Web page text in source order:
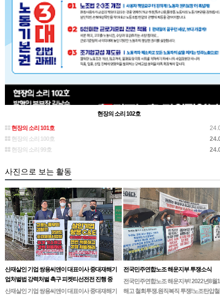
현장의 소리 102호
현장의 소리 101호
현장의 소리 100호
현장의 소리 99호
사진으로 보는 활동
산재살인 기업 쌍용씨앤이 대표이사 중대재해기
업처벌법 강력처벌 촉구 피켓티선전전 진행 중
산재살인 기업 쌍용씨앤이 대표이사 중대재해기
전국민주연합노조 해운지부 투쟁소식
전국민주연합노조 해운지부! 2022년8월
해고 철회투쟁.원직복직 투쟁!노조탄압